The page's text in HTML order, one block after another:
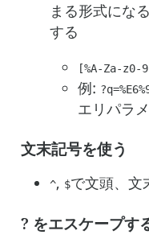
まる形式にな
する
[%A-Za-z0-
例:
エリパラ
文末記号を使う
^, $で文頭、文
? をエスケープす